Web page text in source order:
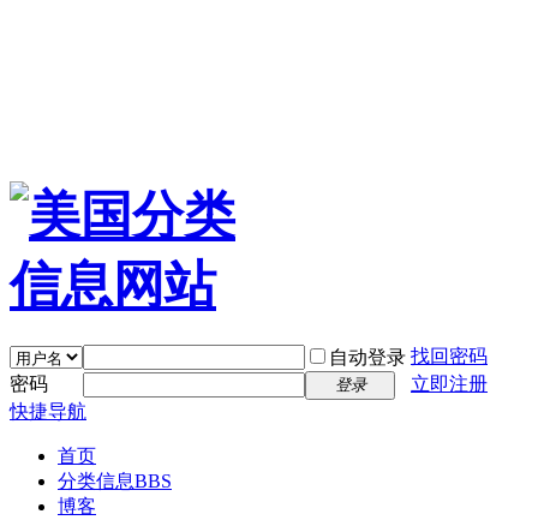
自动登录 找回密码
密码
登录
立即注册
快捷导航
首页
分类信息BBS
博客